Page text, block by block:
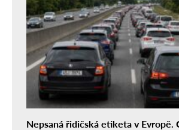
Nepsaná řidičská etiketa v Evropě.